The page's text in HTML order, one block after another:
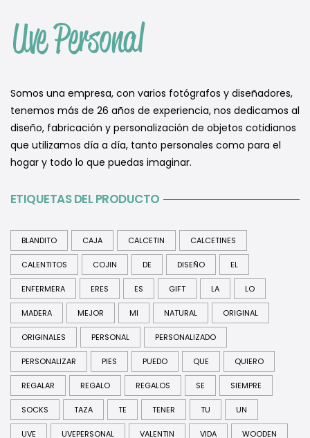
Somos una empresa, con varios fotógrafos y diseñadores,
tenemos más de 26 años de experiencia, nos dedicamos al
diseño, fabricación y personalización de objetos cotidianos
que utilizamos día a día, tanto personales como para el
hogar y todo lo que puedas imaginar.
ETIQUETAS DEL PRODUCTO
BLANDITO CAJA CALCETIN CALCETINES
CALENTITOS COJIN DE DISEÑO EL
ENFERMERA ERES ES GIFT LA LO
MADERA MEJOR MI NATURAL ORIGINAL
ORIGINALES PERSONAL PERSONALIZADO
PERSONALIZAR PIES PUEDO QUE QUIERO
REGALAR REGALO REGALOS SE SIEMPRE
SOCKS TAZA TE TENER TU UN
UVE UVEPERSONAL VALENTIN VIDA WOODEN